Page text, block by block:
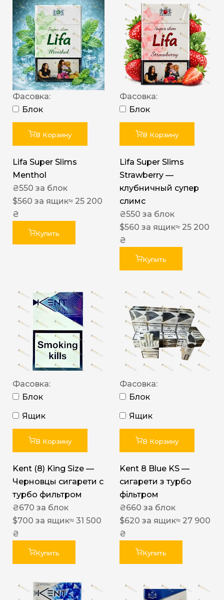
Фасовка:
Блок
В Корзину
Lifa Super Slims
Menthol
₴550 за блок
$560 за ящик≈ 25 200
₴
Купить
Фасовка:
Блок
В Корзину
Lifa Super Slims
Strawberry —
клубничный супер
слимс
₴550 за блок
$560 за ящик≈ 25 200
₴
Купить
Фасовка:
Блок
Ящик
В Корзину
Kent (8) King Size —
Черновцы сигарети с
турбо фильтром
₴670 за блок
$700 за ящик≈ 31 500
₴
Купить
Фасовка:
Блок
Ящик
В Корзину
Kent 8 Blue KS —
сигарети з турбо
фільтром
₴660 за блок
$620 за ящик≈ 27 900
₴
Купить